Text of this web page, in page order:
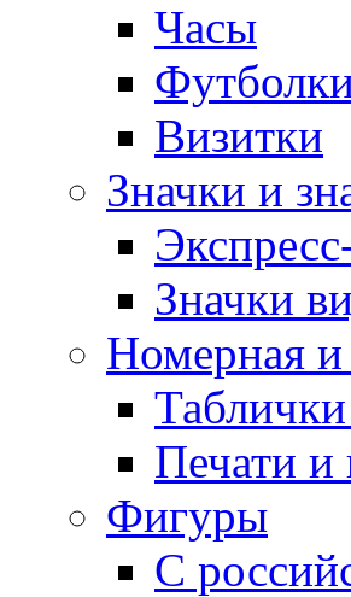
Часы
Визитки
Значки и
Значки
Номерная
Печати
Фигуры
С